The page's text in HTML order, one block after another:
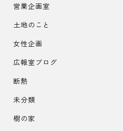
営業企画室
土地のこと
女性企画
広報室ブログ
断熱
未分類
樹の家